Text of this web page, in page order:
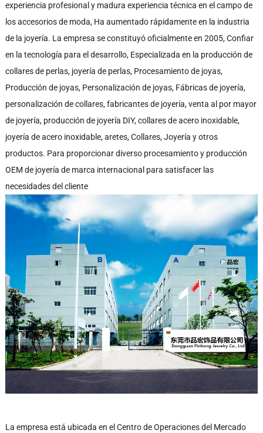
experiencia profesional y madura experiencia técnica en el campo de
los accesorios de moda, Ha aumentado rápidamente en la industria
de la joyería. La empresa se constituyó oficialmente en 2005, Confiar
en la tecnología para el desarrollo, Especializada en la producción de
collares de perlas, joyería de perlas, Procesamiento de joyas,
Producción de joyas, Personalización de joyas, Fábricas de joyería,
personalización de collares, fabricantes de joyería, venta al por mayor
de joyería, producción de joyería DIY, collares de acero inoxidable,
joyería de acero inoxidable, aretes, Collares, Joyería y otros
productos. Para proporcionar diverso procesamiento y producción
OEM de joyería de marca internacional para satisfacer las
necesidades del cliente
La empresa está ubicada en el Centro de Operaciones del Mercado